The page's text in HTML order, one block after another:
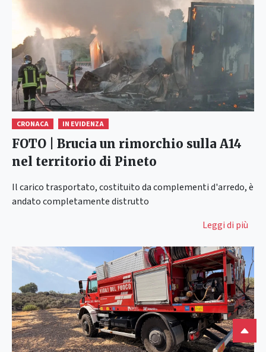
CRONACA IN EVIDENZA
FOTO | Brucia un rimorchio sulla A14
nel territorio di Pineto
Il carico trasportato, costituito da complementi d'arredo, è
andato completamente distrutto
Leggi di più